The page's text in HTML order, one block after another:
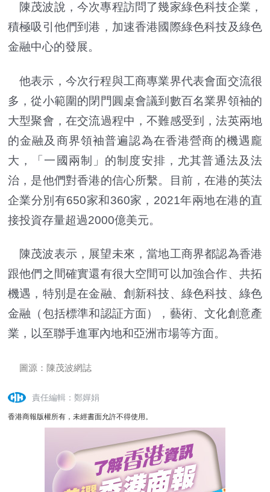
陳茂波說，今次專程訪問了幾家綠色科技企業，
積極吸引他們到港，加速香港國際綠色科技及綠色
金融中心的發展。
他表示，今次行程與工商專業界代表會面交流很
多，從小範圍的閉門圓桌會議到數百名業界領袖的
大型聚會，在交流過程中，不難感受到，法英兩地
的金融及商界領袖普遍認為在香港營商的機遇龐
大，「一國兩制」的制度安排，尤其普通法及法
治，是他們對香港的信心所繫。目前，在港的英法
企業分別有650家和360家，2021年兩地在港的直
接投資存量超過2000億美元。
陳茂波表示，展望未來，當地工商界都認為香港
跟他們之間確實還有很大空間可以加強合作、共拓
機遇，特別是在金融、創新科技、綠色科技、綠色
金融（包括標準和認証方面），藝術、文化創意產
業，以至聯手進軍內地和亞洲市場等方面。
圖源：陳茂波網誌
責任編輯：鄭嬋娟
香港商報版權所有，未經書面允許不得使用。